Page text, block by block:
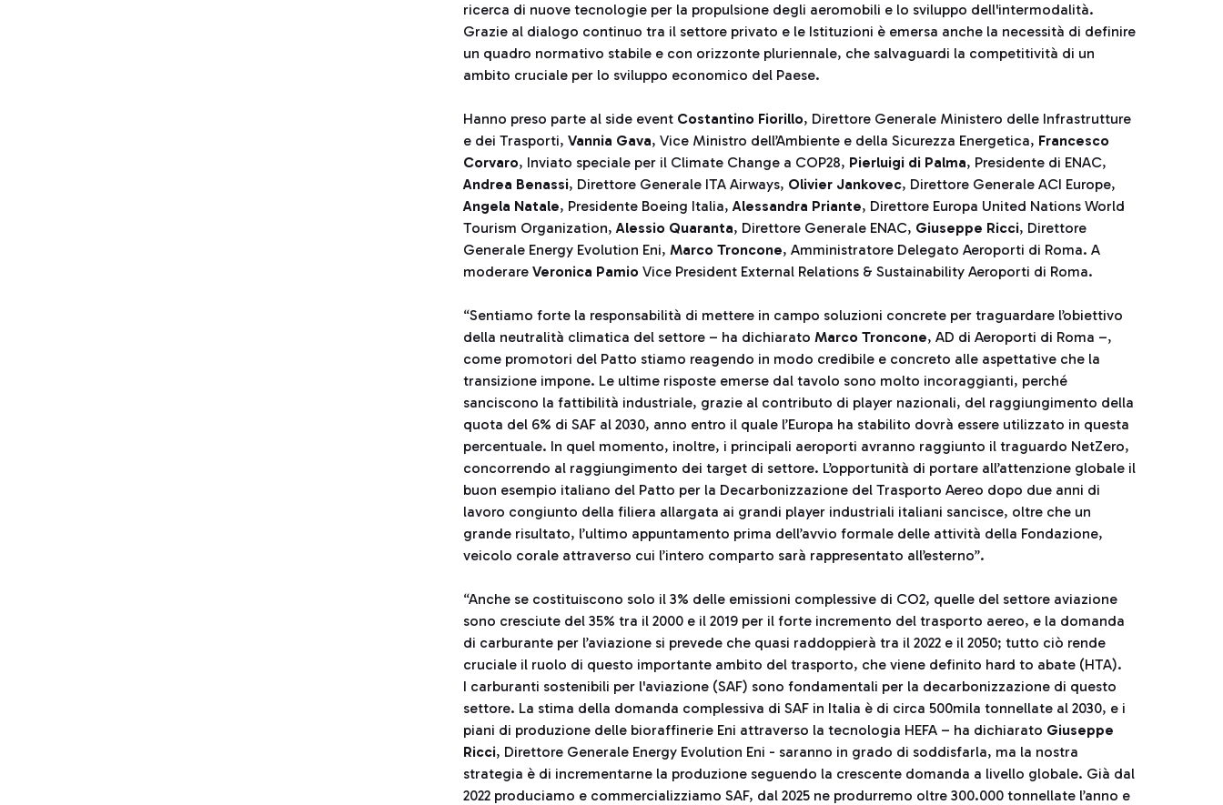
ricerca di nuove tecnologie per la propulsione degli aeromobili e lo sviluppo dell'intermodalità.
Grazie al dialogo continuo tra il settore privato e le Istituzioni è emersa anche la necessità di definire
un quadro normativo stabile e con orizzonte pluriennale, che salvaguardi la competitività di un
ambito cruciale per lo sviluppo economico del Paese.
Hanno preso parte al side event Costantino Fiorillo, Direttore Generale Ministero delle Infrastrutture
e dei Trasporti, Vannia Gava, Vice Ministro dell’Ambiente e della Sicurezza Energetica, Francesco
Corvaro, Inviato speciale per il Climate Change a COP28, Pierluigi di Palma, Presidente di ENAC,
Andrea Benassi, Direttore Generale ITA Airways, Olivier Jankovec, Direttore Generale ACI Europe,
Angela Natale, Presidente Boeing Italia,Alessandra Priante, Direttore Europa United Nations World
Tourism Organization,Alessio Quaranta, Direttore Generale ENAC, Giuseppe Ricci, Direttore
Generale Energy Evolution Eni, Marco Troncone, Amministratore Delegato Aeroporti di Roma. A
moderare Veronica Pamio Vice President External Relations & Sustainability Aeroporti di Roma.
“Sentiamo forte la responsabilità di mettere in campo soluzioni concrete per traguardare l’obiettivo
della neutralità climatica del settore – ha dichiarato Marco Troncone, AD di Aeroporti di Roma –,
come promotori del Patto stiamo reagendo in modo credibile e concreto alle aspettative che la
transizione impone. Le ultime risposte emerse dal tavolo sono molto incoraggianti, perché
sanciscono la fattibilità industriale, grazie al contributo di player nazionali, del raggiungimento della
quota del 6% di SAF al 2030, anno entro il quale l’Europa ha stabilito dovrà essere utilizzato in questa
percentuale. In quel momento, inoltre, i principali aeroporti avranno raggiunto il traguardo NetZero,
concorrendo al raggiungimento dei target di settore. L’opportunità di portare all’attenzione globale il
buon esempio italiano del Patto per la Decarbonizzazione del Trasporto Aereo dopo due anni di
lavoro congiunto della filiera allargata ai grandi player industriali italiani sancisce, oltre che un
grande risultato, l’ultimo appuntamento prima dell’avvio formale delle attività della Fondazione,
veicolo corale attraverso cui l’intero comparto sarà rappresentato all’esterno”.
“Anche se costituiscono solo il 3% delle emissioni complessive di CO2, quelle del settore aviazione
sono cresciute del 35% tra il 2000 e il 2019 per il forte incremento del trasporto aereo, e la domanda
di carburante per l’aviazione si prevede che quasi raddoppierà tra il 2022 e il 2050; tutto ciò rende
cruciale il ruolo di questo importante ambito del trasporto, che viene definito hard to abate (HTA).
I carburanti sostenibili per l'aviazione (SAF) sono fondamentali per la decarbonizzazione di questo
settore. La stima della domanda complessiva di SAF in Italia è di circa 500mila tonnellate al 2030, e i
piani di produzione delle bioraffinerie Eni attraverso la tecnologia HEFA – ha dichiarato Giuseppe
Ricci, Direttore Generale Energy Evolution Eni - saranno in grado di soddisfarla, ma la nostra
strategia è di incrementarne la produzione seguendo la crescente domanda a livello globale. Già dal
2022 produciamo e commercializziamo SAF, dal 2025 ne produrremo oltre 300.000 tonnellate l’anno e